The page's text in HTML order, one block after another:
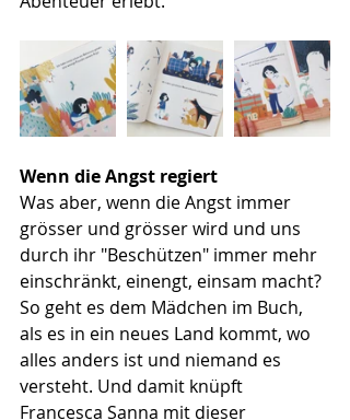
Wenn die Angst regiert
Was aber, wenn die Angst immer
grösser und grösser wird und uns
durch ihr "Beschützen" immer mehr
einschränkt, einengt, einsam macht?
So geht es dem Mädchen im Buch,
als es in ein neues Land kommt, wo
alles anders ist und niemand es
versteht. Und damit knüpft
Francesca Sanna mit dieser